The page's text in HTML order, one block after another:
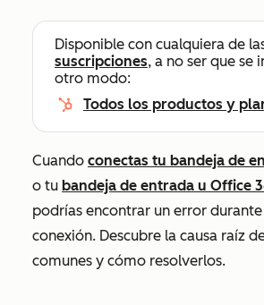
Disponible con cualquiera de
suscripciones, a no ser que se
otro modo:
Todos los productos y
Cuando conectas tu bandeja de
o tu bandeja de entrada u Office
podrías encontrar un error
conexión. Descubre la causa raíz
comunes y cómo resolverlos.